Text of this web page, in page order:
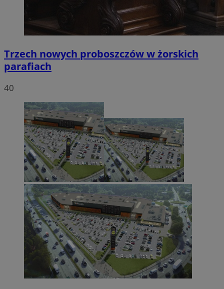
Trzech nowych proboszczów w żorskich
parafiach
40